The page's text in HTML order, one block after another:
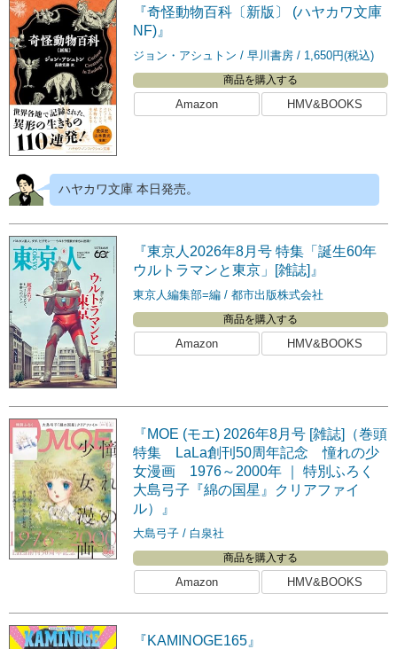
『奇怪動物百科〔新版〕 (ハヤカワ文庫
NF)』
ジョン・アシュトン 早川書房 1,650円(税込)
商品を購入する
Amazon HMV&BOOKS
ハヤカワ文庫 本日発売。
『東京人2026年8月号 特集「誕生60年
ウルトラマンと東京」[雑誌]』
東京人編集部=編 都市出版株式会社
商品を購入する
Amazon HMV&BOOKS
『MOE (モエ) 2026年8月号 [雑誌]（巻頭
特集 LaLa創刊50周年記念 憧れの少
女漫画 1976～2000年 ｜ 特別ふろく
大島弓子『綿の国星』クリアファイ
ル）』
大島弓子 白泉社
商品を購入する
Amazon HMV&BOOKS
『KAMINOGE165』